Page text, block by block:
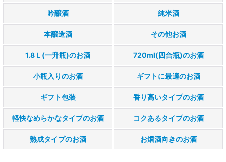
広島のお酒 香り高いタイプ
広島のお酒 軽快なめらかなタイプ
広島のお酒 コクあるタイプ
広島のお酒 熟成タイプ
広島のお酒 お燗酒向き
特別価格
吟醸酒 純米酒
本醸造酒 その他お酒
1.8Ｌ(一升瓶)のお酒 720ml(四合瓶)のお酒
小瓶入りのお酒 ギフトに最適のお酒
ギフト包装 香り高いタイプのお酒
軽快なめらかなタイプのお酒 コクあるタイプのお酒
熟成タイプのお酒 お燗酒向きのお酒